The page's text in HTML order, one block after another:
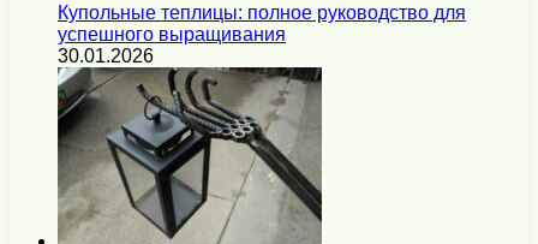
Купольные теплицы: полное руководство для
успешного выращивания
30.01.2026